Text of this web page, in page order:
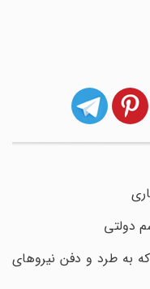
طرد و دفن نیروهای